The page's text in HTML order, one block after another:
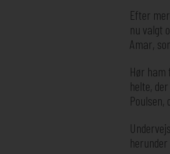
Efter
nu valgt
Amar,
Hør
helte,